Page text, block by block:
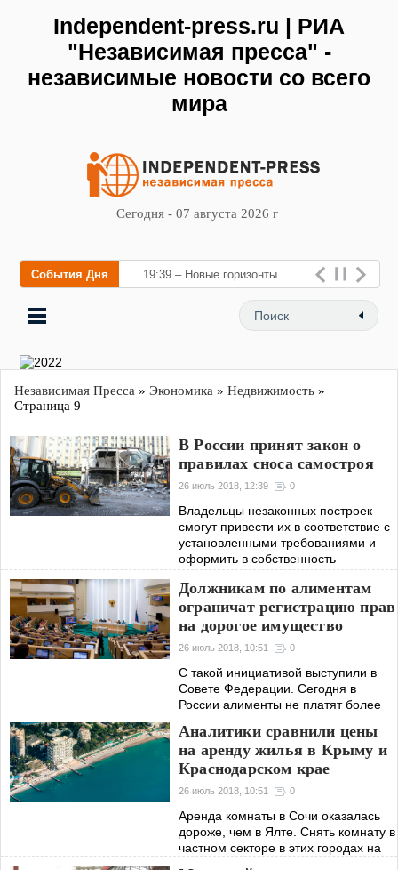
Independent-press.ru | РИА
"Независимая пресса" -
независимые новости со всего
мира
Сегодня - 07 августа 2026 г
События Дня 19:39 – Новые горизонты
флебологии: в Москве
Независимая Пресса » Экономика » Недвижимость »
Страница 9
В России принят закон о
правилах сноса самостроя
26 июль 2018, 12:39 0
Владельцы незаконных построек
смогут привести их в соответствие с
установленными требованиями и
оформить в собственность
Должникам по алиментам
ограничат регистрацию прав
на дорогое имущество
26 июль 2018, 10:51 0
С такой инициативой выступили в
Совете Федерации. Сегодня в
России алименты не платят более
Аналитики сравнили цены
на аренду жилья в Крыму и
Краснодарском крае
26 июль 2018, 10:51 0
Аренда комнаты в Сочи оказалась
дороже, чем в Ялте. Снять комнату в
частном секторе в этих городах на